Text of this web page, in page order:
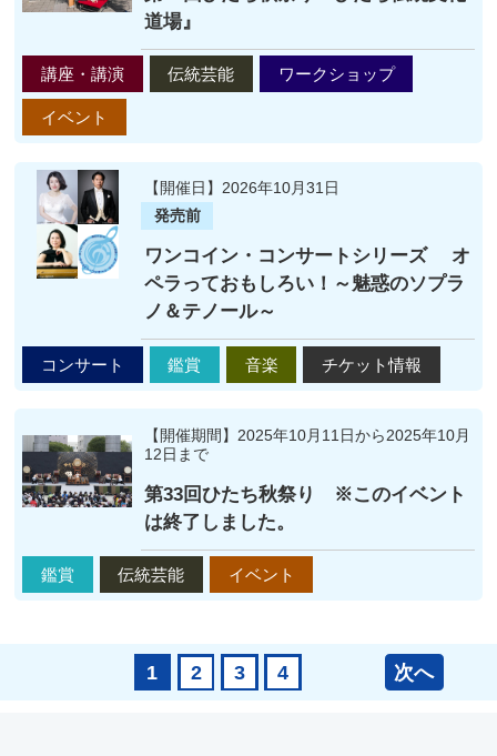
道場』
講座・講演 伝統芸能 ワークショップ
イベント
【開催日】2026年10月31日
発売前
ワンコイン・コンサートシリーズ オ
ペラっておもしろい！～魅惑のソプラ
ノ＆テノール～
コンサート 鑑賞 音楽 チケット情報
【開催期間】2025年10月11日から2025年10月
12日まで
第33回ひたち秋祭り ※このイベント
は終了しました。
鑑賞 伝統芸能 イベント
1 2 3 4 次へ